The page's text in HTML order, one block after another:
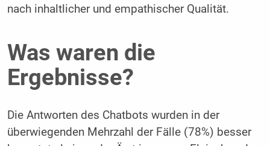
nach inhaltlicher und empathischer Qualität.
Was waren die
Ergebnisse?
Die Antworten des Chatbots wurden in der
überwiegenden Mehrzahl der Fälle (78%) besser